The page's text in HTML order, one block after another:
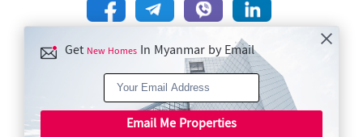
Get New Homes In Myanmar by Email
Email Me Properties